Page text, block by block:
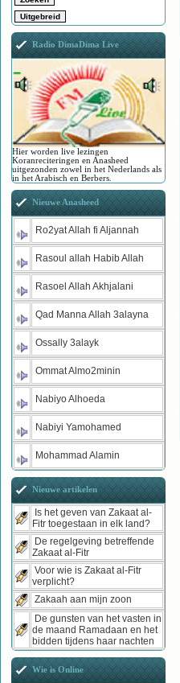
Radio DimaDima Live
Hier worden live lezingen
Koranreciteringen en Anasheed
uitgezonden zowel in het Nederlands als
in het Arabisch en Berbers.
Nieuwe Anasheed
Ro2yat Allah fi Aljannah
Rasoul allah Habib Allah
Rasoel Allah Akhjalani
Qad Manna Allah 3alayna
Ossally 3alayk
Ommat Almo2minin
Nabiyo Alhoeda
Nabiyi Yamohamed
Mohammad Alamin
Nieuwe artikelen
Is het geven van Zakaat al-
Fitr toegestaan in elk land?
De regelgeving betreffende
Zakaat al-Fitr
Voor wie is Zakaat al-Fitr
verplicht?
Zakaah aan mijn zoon
De gunsten van het vasten in
de maand Ramadaan en het
bidden tijdens haar nachten
Wie is Online